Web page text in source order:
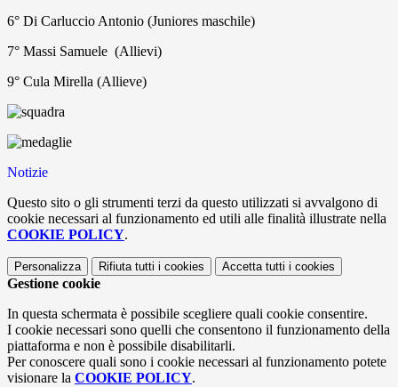
6° Di Carluccio Antonio (Juniores maschile)
7° Massi Samuele (Allievi)
9° Cula Mirella (Allieve)
Notizie
Questo sito o gli strumenti terzi da questo utilizzati si avvalgono di
cookie necessari al funzionamento ed utili alle finalità illustrate nella
COOKIE POLICY.
Personalizza Rifiuta tutti i cookies Accetta tutti i cookies
Gestione cookie
In questa schermata è possibile scegliere quali cookie consentire.
I cookie necessari sono quelli che consentono il funzionamento della
piattaforma e non è possibile disabilitarli.
Per conoscere quali sono i cookie necessari al funzionamento potete
visionare la COOKIE POLICY.